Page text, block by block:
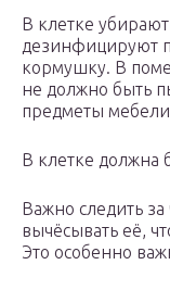
В клетке
дезинфицируют
кормушку. В
не должно быть
предметы
В клетке должна
Важно следить
вычёсывать её,
Это особенно